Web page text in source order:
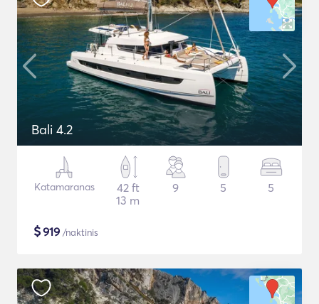
Bali 4.2
Katamaranas
42 ft
13 m
9 5 5
$919 /naktinis